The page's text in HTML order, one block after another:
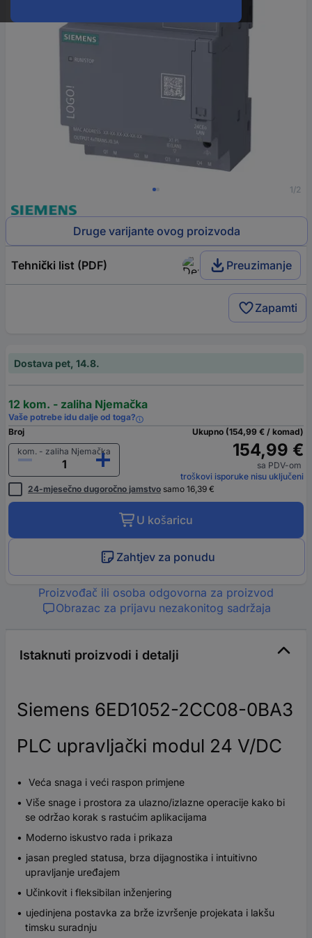
1/2
Druge varijante ovog proizvoda
Tehnički list (PDF) Preuzimanje
Zapamti
Dostava pet, 14.8.
12 kom. - zaliha Njemačka
Vaše potrebe idu dalje od toga?
Broj
kom. - zaliha Njemačka
Ukupno (154,99 € / komad)
154,99 €
sa PDV-om
troškovi isporuke nisu uključeni
24-mjesečno dugoročno jamstvo samo 16,39 €
U košaricu
Zahtjev za ponudu
Proizvođač ili osoba odgovorna za proizvod
Obrazac za prijavu nezakonitog sadržaja
Istaknuti proizvodi i detalji
Siemens 6ED1052-2CC08-0BA3
PLC upravljački modul 24 V/DC
Veća snaga i veći raspon primjene
Više snage i prostora za ulazno/izlazne operacije kako bi
se održao korak s rastućim aplikacijama
Moderno iskustvo rada i prikaza
jasan pregled statusa, brza dijagnostika i intuitivno
upravljanje uređajem
Učinkovit i fleksibilan inženjering
ujedinjena postavka za brže izvršenje projekata i lakšu
timsku suradnju